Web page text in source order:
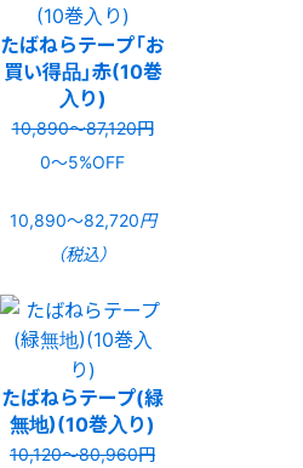
たばねらテープ「お
買い得品」赤(10巻
入り)
10,890〜87,120円
0〜5%OFF
10,890〜82,720円
（税込）
たばねらテープ(緑
無地)(10巻入り)
10,120〜80,960円